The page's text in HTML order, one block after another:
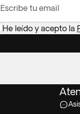
Escribe tu email
He leído y acepto la